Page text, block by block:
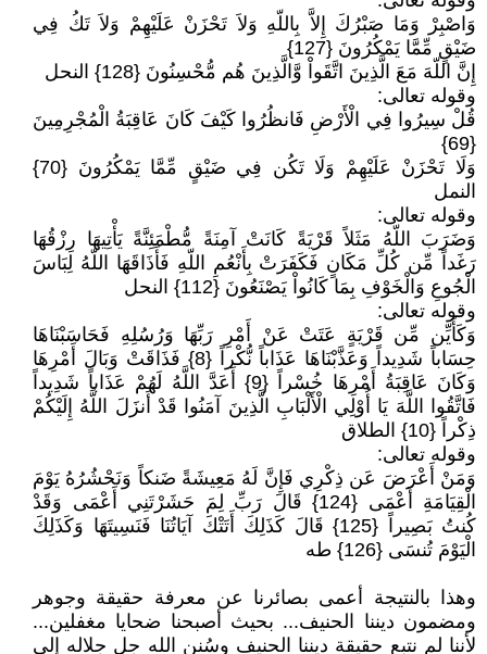
وَاصْبِرْ وَمَا صَبْرُكَ إِلاَّ بِاللّهِ وَلاَ تَحْزَنْ عَلَيْهِمْ وَلاَ تَكُ فِي
ضَيْقٍ مِّمَّا يَمْكُرُونَ {127}
إِنَّ اللّهَ مَعَ الَّذِينَ اتَّقَواْ وَّالَّذِينَ هُم مُّحْسِنُونَ {128}‏ النحل
وقوله تعالى:
قُلْ سِيرُوا فِي الْأَرْضِ فَانظُرُوا كَيْفَ كَانَ عَاقِبَةُ الْمُجْرِمِينَ
{69}
وَلَا تَحْزَنْ عَلَيْهِمْ وَلَا تَكُن فِي ضَيْقٍ مِّمَّا يَمْكُرُونَ {70}
النمل
وقوله تعالى:
وَضَرَبَ اللّهُ مَثَلاً قَرْيَةً كَانَتْ آمِنَةً مُّطْمَئِنَّةً يَأْتِيهَا رِزْقُهَا
رَغَداً مِّن كُلِّ مَكَانٍ فَكَفَرَتْ بِأَنْعُمِ اللّهِ فَأَذَاقَهَا اللّهُ لِبَاسَ
الْجُوعِ وَالْخَوْفِ بِمَا كَانُواْ يَصْنَعُونَ {112} النحل
وقوله تعالى:
وَكَأَيِّن مِّن قَرْيَةٍ عَتَتْ عَنْ أَمْرِ رَبِّهَا وَرُسُلِهِ فَحَاسَبْنَاهَا
حِسَاباً شَدِيداً وَعَذَّبْنَاهَا عَذَاباً نُّكْراً {8} فَذَاقَتْ وَبَالَ أَمْرِهَا
وَكَانَ عَاقِبَةُ أَمْرِهَا خُسْراً {9} أَعَدَّ اللَّهُ لَهُمْ عَذَاباً شَدِيداً
فَاتَّقُوا اللَّهَ يَا أُوْلِي الْأَلْبَابِ الَّذِينَ آمَنُوا قَدْ أَنزَلَ اللَّهُ إِلَيْكُمْ
ذِكْراً {10} الطلاق
وقوله تعالى:
وَمَنْ أَعْرَضَ عَن ذِكْرِي فَإِنَّ لَهُ مَعِيشَةً ضَنكاً وَنَحْشُرُهُ يَوْمَ
الْقِيَامَةِ أَعْمَى {124} قَالَ رَبِّ لِمَ حَشَرْتَنِي أَعْمَى وَقَدْ
كُنتُ بَصِيراً {125}‏ قَالَ كَذَلِكَ أَتَتْكَ آيَاتُنَا فَنَسِيتَهَا وَكَذَلِكَ
الْيَوْمَ تُنسَى {126} طه
وهذا بالنتيجة أعمى بصائرنا عن معرفة حقيقة وجوهر
ومضمون ديننا الحنيف... بحيث أصبحنا ضحايا مغفلين...
لأننا لم نتبع حقيقة ديننا الحنيف وسُنن الله جل جلاله إلى